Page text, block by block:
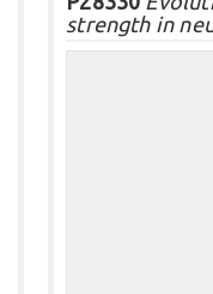
strength in